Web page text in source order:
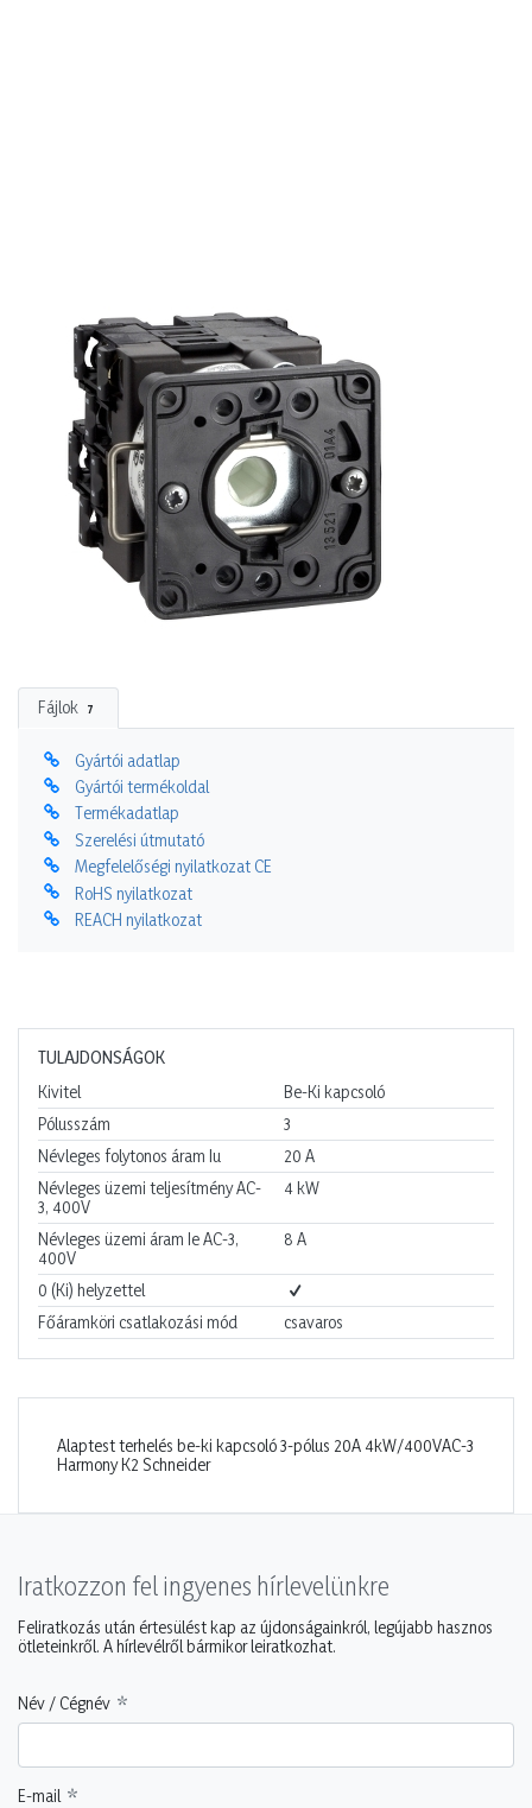
Fájlok 7
Gyártói adatlap
Gyártói termékoldal
Termékadatlap
Szerelési útmutató
Megfelelőségi nyilatkozat CE
RoHS nyilatkozat
REACH nyilatkozat
TULAJDONSÁGOK
Kivitel
Be-Ki kapcsoló
Pólusszám
3
Névleges folytonos áram Iu
20 A
Névleges üzemi teljesítmény AC-
3, 400V
4 kW
Névleges üzemi áram Ie AC-3,
400V
8 A
0 (Ki) helyzettel
Főáramköri csatlakozási mód
csavaros
Alaptest terhelés be-ki kapcsoló 3-pólus 20A 4kW/400VAC-3
Harmony K2 Schneider
Iratkozzon fel ingyenes hírlevelünkre
Feliratkozás után értesülést kap az újdonságainkról, legújabb hasznos
ötleteinkről. A hírlevélről bármikor leiratkozhat.
Név / Cégnév
E-mail